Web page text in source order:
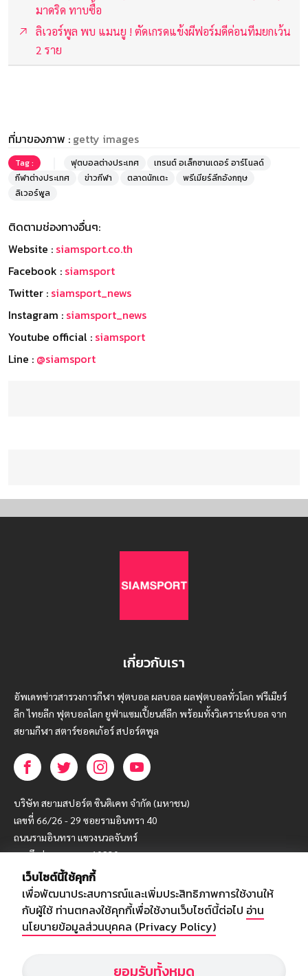
มาดริด ทาบซื้อ
ลิเวอร์พูล พบ แมนยู ! ตัดเกรดแข้งผีฟอร์มดีค่อนทีมยกเว้น
2 ราย
ที่มาของภาพ : getty images
Tag : ฟุตบอลต่างประเทศ
เทรนต์ อเล็กซานเดอร์ อาร์โนลด์
กีฬาต่างประเทศ
ข่าวกีฬา ตลาดนักเตะ
พรีเมียร์ลีกอังกฤษ
ลิเวอร์พูล
ติดตามช่องทางอื่นๆ:
Website : siamsport.co.th
Facebook : siamsport
Twitter : siamsport_news
Instagram : siamsport_news
Youtube official : siamsport
Line : @siamsport
เกี่ยวกับเรา
อัพเดทข่าวสารวงการกีฬา ฟุตบอล ผลบอล ผลฟุตบอลทั่วโลก ฟรีเมียร์
ลีก ไทยลีก ฟุตบอลโลก ยูฟ่าแซมเปี้ยนส์ลีก พร้อมทั้งวิเคราะห์บอล จาก
สยามกีฬา สตาร์ชอคเก้อร์ สปอร์ตพูล
บริษัท สยามสปอร์ต ซินติเคท จำกัด (มหาชน)
เลขที่ 66/26 - 29 ซอยรามอินทรา 40
ถนนรามอินทรา แขวงนวลจันทร์
เขตบึงกุ่ม กรุงเทพฯ 10230
โทร : 02-5088-000
อีเมล์ : webmaster@siamsport.co.th
เว็บไซต์ : www.siamsport.co.th
เว็บไซต์นี้ใช้คุกกี้
เพื่อพัฒนาประสบการณ์และเพิ่มประสิทธิภาพการใช้งานให้
กับผู้ใช้ ท่านตกลงใช้คุกกี้เพื่อใช้งานเว็บไซต์นี้ต่อไป อ่าน
นโยบายข้อมูลส่วนบุคคล (Privacy Policy)
ยอมรับทั้งหมด